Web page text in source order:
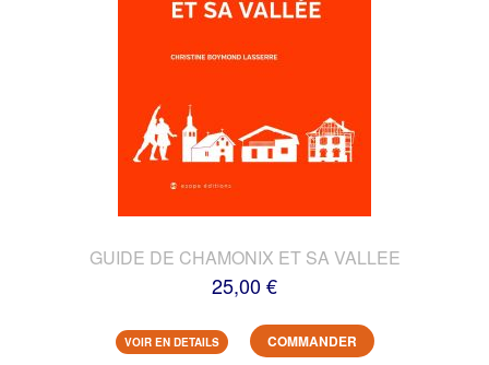
GUIDE DE CHAMONIX ET SA VALLEE
25,00 €
VOIR EN DETAILS COMMANDER